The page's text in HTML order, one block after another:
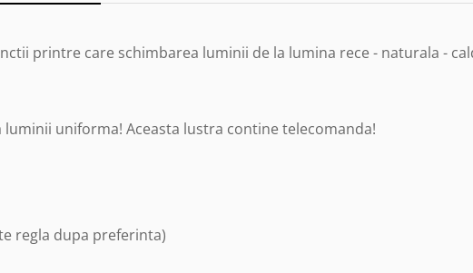
printre care schimbarea luminii de la lumina rece - naturala -
uniforma! Aceasta lustra contine telecomanda!
regla dupa preferinta)